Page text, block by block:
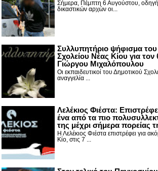
Σήμερα, Πέμπτη 6 Αυγούστου,
δικαστικών αρχών οι...
Συλλυπητήριο ψήφισμα του
Σχολείου Νέας Κίου για τον
Γιώργου Μιχαλόπουλου
Οι εκπαιδευτικοί του Δημοτικού
αναγγελία ...
Λελέκιος Φιέστα:
ένα από τα πιο
της μέχρι σήμερα πορείας
Η Λελέκιος Φιέστα επιστρέφει για
Κίο, στις 7 ...